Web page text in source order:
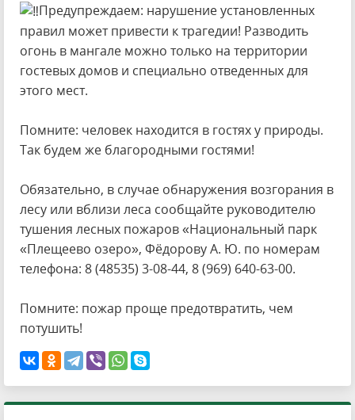
Предупреждаем: нарушение установленных
правил может привести к трагедии! Разводить
огонь в мангале можно только на территории
гостевых домов и специально отведенных для
этого мест.
Помните: человек находится в гостях у природы.
Так будем же благородными гостями!
Обязательно, в случае обнаружения возгорания в
лесу или вблизи леса сообщайте руководителю
тушения лесных пожаров «Национальный парк
«Плещеево озеро», Фёдорову А. Ю. по номерам
телефона: 8 (48535) 3-08-44, 8 (969) 640-63-00.
Помните: пожар проще предотвратить, чем
потушить!